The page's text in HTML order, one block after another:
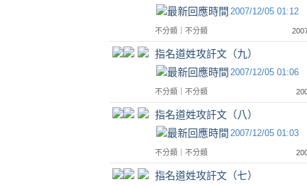
2007/12/05 01:12
不分類 不分類
指名道姓攻訐文（九）
2007/12/05 01:06
不分類 不分類
指名道姓攻訐文（八）
2007/12/05 01:03
不分類 不分類
指名道姓攻訐文（七）